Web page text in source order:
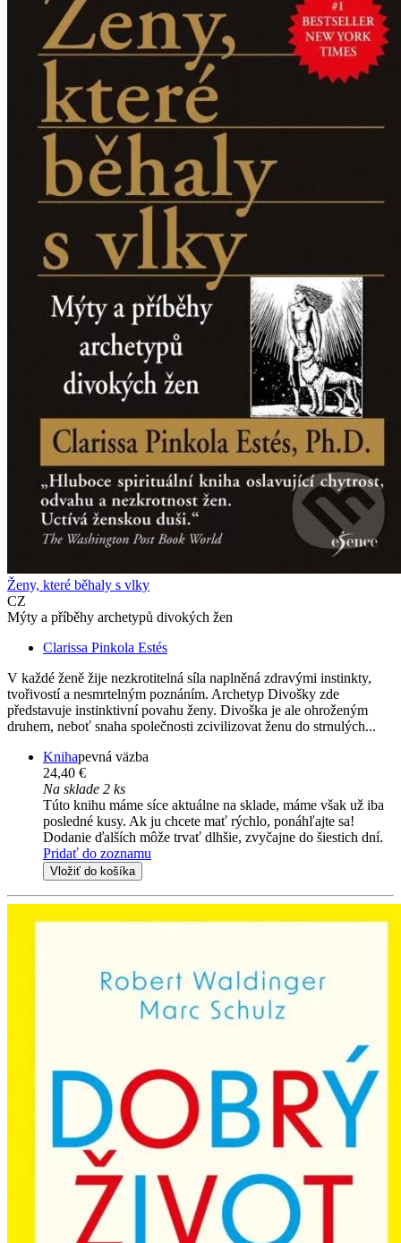
Ženy, které běhaly s vlky
CZ
Mýty a příběhy archetypů divokých žen
Clarissa Pinkola Estés
V každé ženě žije nezkrotitelná síla naplněná zdravými instinkty,
tvořivostí a nesmrtelným poznáním. Archetyp Divošky zde
představuje instinktivní povahu ženy. Divoška je ale ohroženým
druhem, neboť snaha společnosti zcivilizovat ženu do strnulých...
Knihapevná väzba
24,40 €
Na sklade 2 ks
Túto knihu máme síce aktuálne na sklade, máme však už iba
posledné kusy. Ak ju chcete mať rýchlo, ponáhľajte sa!
Dodanie ďalších môže trvať dlhšie, zvyčajne do šiestich dní.
Pridať do zoznamu
Vložiť do košíka